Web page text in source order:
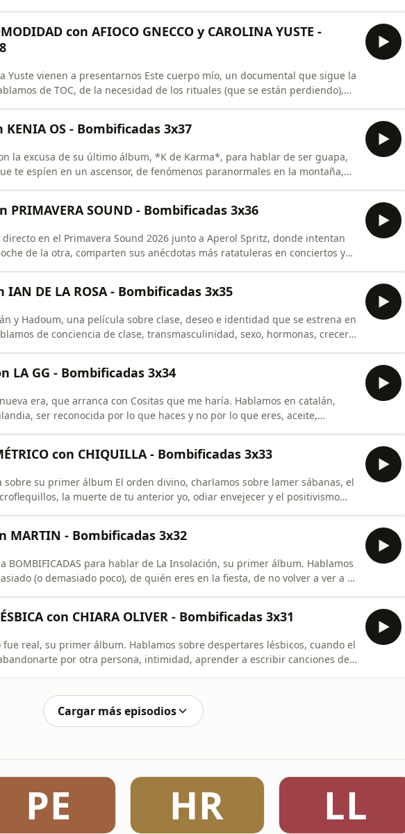
con AFIOCO GNECCO y CAROLINA YUSTE -
Yuste vienen a presentarnos Este cuerpo mío, un documental que sigue la
de TOC, de la necesidad de los rituales (que se están perdiendo),
KENIA OS - Bombificadas 3x37
la excusa de su último álbum, *K de Karma*, para hablar de ser guapa,
te espíen en un ascensor, de fenómenos paranormales en la montaña,
PRIMAVERA SOUND - Bombificadas 3x36
en el Primavera Sound 2026 junto a Aperol Spritz, donde intentan
de la otra, comparten sus anécdotas más ratatuleras en conciertos y
IAN DE LA ROSA - Bombificadas 3x35
y Hadoum, una película sobre clase, deseo e identidad que se estrena en
de conciencia de clase, transmasculinidad, sexo, hormonas, crecer
LA GG - Bombificadas 3x34
era, que arranca con Cositas que me haría. Hablamos en catalán,
ser reconocida por lo que haces y no por lo que eres, aceite,
con CHIQUILLA - Bombificadas 3x33
sobre su primer álbum El orden divino, charlamos sobre lamer sábanas, el
la muerte de tu anterior yo, odiar envejecer y el positivismo
MARTIN - Bombificadas 3x32
BOMBIFICADAS para hablar de La Insolación, su primer álbum. Hablamos
(o demasiado poco), de quién eres en la fiesta, de no volver a ver a tu
ha sido un sueño febril.
con CHIARA OLIVER - Bombificadas 3x31
fue real, su primer álbum. Hablamos sobre despertares lésbicos, cuando el
por otra persona, intimidad, aprender a escribir canciones de
Cargar más episodios
PE HR LL